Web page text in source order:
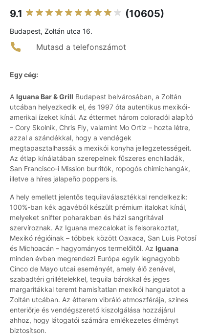
9.1 (10605)
Budapest, Zoltán utca 16.
Mutasd a telefonszámot
Egy cég:
A Iguana Bar & Grill Budapest belvárosában, a Zoltán
utcában helyezkedik el, és 1997 óta autentikus mexikói-
amerikai ízeket kínál. Az éttermet három coloradói alapító
– Cory Skolnik, Chris Fly, valamint Mo Ortiz – hozta létre,
azzal a szándékkal, hogy a vendégek
megtapasztalhassák a mexikói konyha jellegzetességeit.
Az étlap kínálatában szerepelnek fűszeres enchiladák,
San Francisco-i Mission burritók, ropogós chimichangák,
illetve a híres jalapeño poppers is.
A hely emellett jelentős tequilaválasztékkal rendelkezik:
100%-ban kék agavéból készült prémium italokat kínál,
melyeket snifter poharakban és házi sangritával
szervíroznak. Az Iguana mezcalokat is felsorakoztat,
Mexikó régióinak – többek között Oaxaca, San Luis Potosí
és Michoacán – hagyományos termelőitől. Az Iguana
minden évben megrendezi Európa egyik legnagyobb
Cinco de Mayo utcai eseményét, amely élő zenével,
szabadtéri grillételekkel, tequila bárokkal és jeges
margaritákkal teremt hamisítatlan mexikói hangulatot a
Zoltán utcában. Az étterem vibráló atmoszférája, színes
enteriőrje és vendégszerető kiszolgálása hozzájárul
ahhoz, hogy látogatói számára emlékezetes élményt
biztosítson.